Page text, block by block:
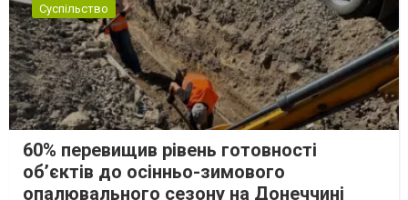
Суспільство
60% перевищив рівень готовності
об’єктів до осінньо-зимового
опалювального сезону на Донеччині